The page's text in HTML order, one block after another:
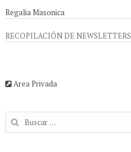
Regalia Masonica
RECOPILACIÓN DE NEWSLETTERS
Area Privada
Buscar: